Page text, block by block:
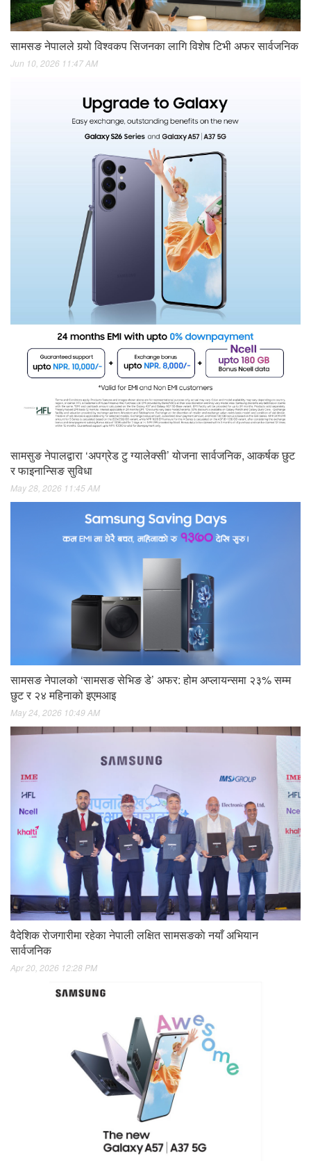
सामसङ नेपालले गर्‍यो विश्वकप सिजनका लागि विशेष टिभी अफर सार्वजनिक
Jun 10, 2026 11:47 AM
सामसुङ नेपालद्वारा ‘अपग्रेड टु ग्यालेक्सी’ योजना सार्वजनिक, आकर्षक छुट
र फाइनान्सिङ सुविधा
May 28, 2026 11:45 AM
सामसङ नेपालको ‘सामसङ सेभिङ डे’ अफर: होम अप्लायन्समा २३% सम्म
छुट र २४ महिनाको इएमआइ
May 24, 2026 10:49 AM
वैदेशिक रोजगारीमा रहेका नेपाली लक्षित सामसङकाे नयाँ अभियान
सार्वजनिक
Apr 20, 2026 12:28 PM